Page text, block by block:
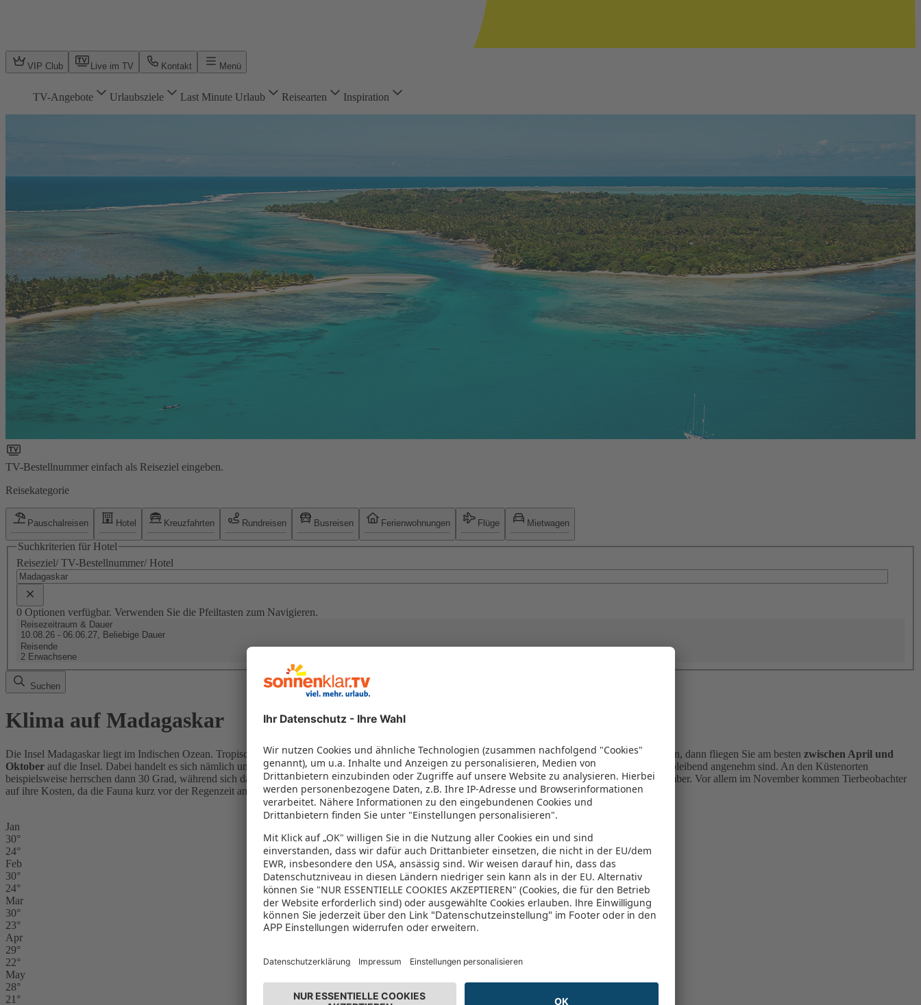
VIP Club Live im TV Kontakt Menü
TV-Angebote Urlaubsziele Last Minute Urlaub Reisearten Inspiration
TV-Bestellnummer einfach als Reiseziel eingeben.
Reisekategorie
Pauschalreisen Hotel Kreuzfahrten Rundreisen Busreisen Ferienwohnungen Flüge Mietwagen
Suchkriterien für Hotel
Reiseziel/ TV-Bestellnummer/ Hotel
0 Optionen verfügbar. Verwenden Sie die Pfeiltasten zum Navigieren.
Reisezeitraum & Dauer
10.08.26 - 06.06.27, Beliebige Dauer
Reisende
2 Erwachsene
Suchen
Klima auf Madagaskar
Die Insel Madagaskar liegt im Indischen Ozean. Tropisches Klima bestimmt das Wetter auf Madagaskar. Wenn Sie für Ihre Reise die idealen Monate suchen, dann fliegen Sie am besten zwischen April und
Oktober auf die Insel. Dabei handelt es sich nämlich um die trockenen Monate des Jahres, in denen wenig Niederschlag fällt und die Temperaturen gleichbleibend angenehm sind. An den Küstenorten
beispielsweise herrschen dann 30 Grad, während sich das Wasser auf bis zu 27 Grad erwärmt. Als gute Reisezeit gelten weiterhin der März und der November. Vor allem im November kommen Tierbeobachter
auf ihre Kosten, da die Fauna kurz vor der Regenzeit am besten zu bewundern ist.
Jan
30°
24°
Feb
30°
24°
Mar
30°
23°
Apr
29°
22°
May
28°
21°